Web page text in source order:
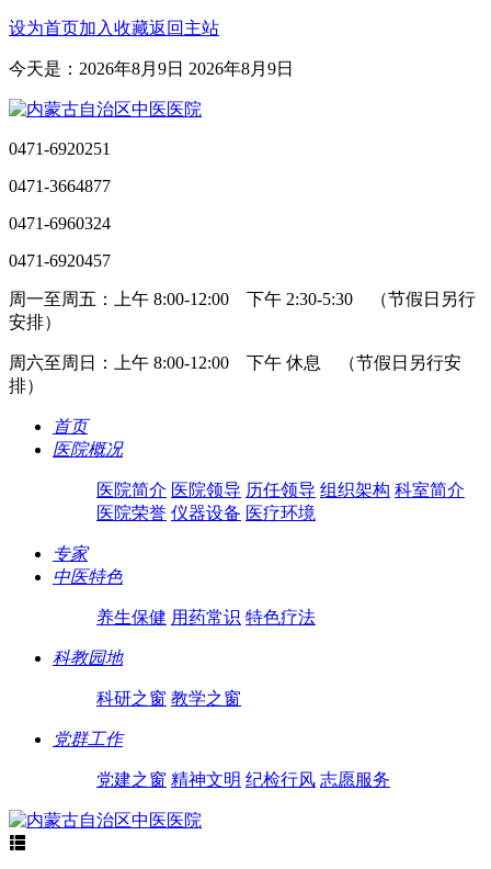
设为首页加入收藏返回主站
今天是：2026年8月9日 2026年8月9日
0471-6920251
0471-3664877
0471-6960324
0471-6920457
周一至周五：上午 8:00-12:00 下午 2:30-5:30 （节假日另行
安排）
周六至周日：上午 8:00-12:00 下午 休息 （节假日另行安
排）
首页
医院概况
医院简介 医院领导 历任领导 组织架构 科室简介
医院荣誉 仪器设备 医疗环境
专家
中医特色
养生保健 用药常识 特色疗法
科教园地
科研之窗 教学之窗
党群工作
党建之窗 精神文明 纪检行风 志愿服务
